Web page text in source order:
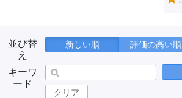
並び替
え
新しい順 評価の高い順
キーワ
ード
クリア